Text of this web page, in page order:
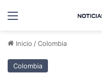
Menú
Inicio /Colombia
Colombia